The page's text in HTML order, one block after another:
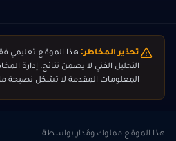
تحذير المخاطر: هذا الموقع تعليمي
التحليل الفني لا يضمن نتائج. إدارة
المعلومات المقدمة لا تشكل نصيحة
هذا الموقع مملوك ومُدار بواسطة